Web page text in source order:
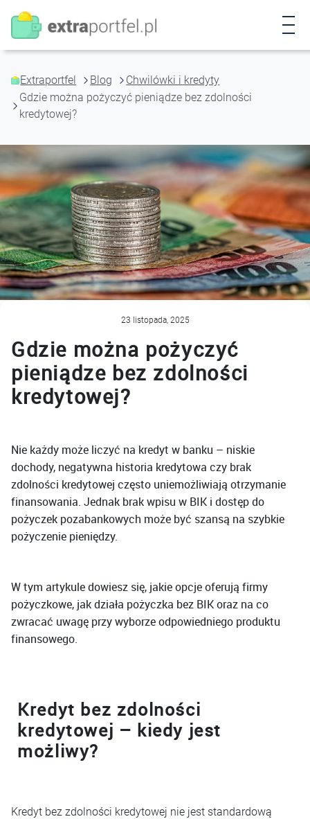
r
e
c
i
Extraportfel Blog
Chwilówki i kredyty
Gdzie można pożyczyć pieniądze bez zdolności
kredytowej?
23 listopada, 2025
Gdzie można pożyczyć
pieniądze bez zdolności
kredytowej?
Nie każdy może liczyć na kredyt w banku – niskie
dochody, negatywna historia kredytowa czy brak
zdolności kredytowej często uniemożliwiają otrzymanie
finansowania. Jednak brak wpisu w BIK i dostęp do
pożyczek pozabankowych może być szansą na szybkie
pożyczenie pieniędzy.
W tym artykule dowiesz się, jakie opcje oferują firmy
pożyczkowe, jak działa pożyczka bez BIK oraz na co
zwracać uwagę przy wyborze odpowiedniego produktu
finansowego.
Kredyt bez zdolności
kredytowej – kiedy jest
możliwy?
Kredyt bez zdolności kredytowej nie jest standardową